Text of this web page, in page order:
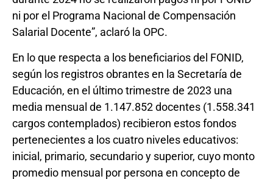
ni por el Programa Nacional de Compensación
Salarial Docente”, aclaró la OPC.
En lo que respecta a los beneficiarios del FONID,
según los registros obrantes en la Secretaría de
Educación, en el último trimestre de 2023 una
media mensual de 1.147.852 docentes (1.558.341
cargos contemplados) recibieron estos fondos
pertenecientes a los cuatro niveles educativos:
inicial, primario, secundario y superior, cuyo monto
promedio mensual por persona en concepto de